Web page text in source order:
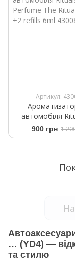
Артикул:
автомобіля
Perfume The
+2 refills
900 грн 1
… (YD4) —
та стилю